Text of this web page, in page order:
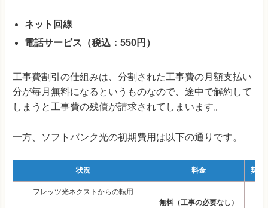
ネット回線
電話サービス（税込：550円）
工事費割引の仕組みは、分割された工事費の月額支払い
分が毎月無料になるというものなので、途中で解約して
しまうと工事費の残債が請求されてしまいます。
一方、ソフトバンク光の初期費用は以下の通りです。
状況 料金 契約
フレッツ光ネクストからの転用
無料（工事の必要なし）